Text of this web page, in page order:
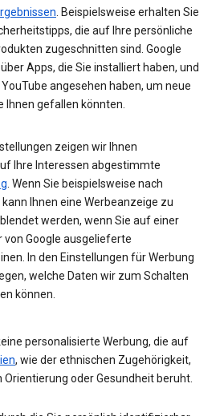
. Beispielsweise erhalten Sie
die auf Ihre persönliche
zugeschnitten sind. Google
Apps, die Sie installiert haben, und
angesehen haben, um neue
gefallen könnten.
zeigen wir Ihnen
Ihre Interessen abgestimmte
. Wenn Sie beispielsweise nach
Ihnen eine Werbeanzeige zu
werden, wenn Sie auf einer
Google ausgelieferte
In den Einstellungen für Werbung
welche Daten wir zum Schalten
können.
personalisierte Werbung, die auf
, wie der ethnischen Zugehörigkeit,
Orientierung oder Gesundheit beruht.